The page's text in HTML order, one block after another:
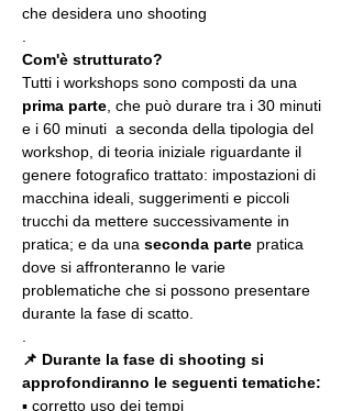
che desidera uno shooting
Com'è strutturato?
Tutti i workshops sono composti da una
prima parte , che può durare tra i 30 minuti
e i 60 minuti  a seconda della tipologia del
workshop, di teoria iniziale riguardante il
genere fotografico trattato: impostazioni di
macchina ideali, suggerimenti e piccoli
trucchi da mettere successivamente in
pratica; e da una seconda parte pratica
dove si affronteranno le varie
problematiche che si possono presentare
durante la fase di scatto.
📌 Durante la fase di shooting si
approfondiranno le seguenti tematiche:
▪️ corretto uso dei tempi